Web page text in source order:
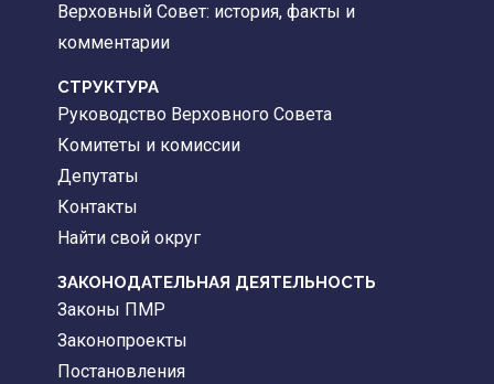
Верховный Совет: история, факты и
комментарии
CТРУКТУРА
Руководство Верховного Совета
Комитеты и комиссии
Депутаты
Контакты
Найти свой округ
ЗАКОНОДАТЕЛЬНАЯ ДЕЯТЕЛЬНОСТЬ
Законы ПМР
Законопроекты
Постановления